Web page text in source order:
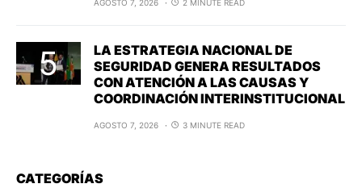
AGOSTO 7, 2026 2 MINUTE READ
LA ESTRATEGIA NACIONAL DE
SEGURIDAD GENERA RESULTADOS
CON ATENCIÓN A LAS CAUSAS Y
COORDINACIÓN INTERINSTITUCIONAL
AGOSTO 7, 2026 3 MINUTE READ
CATEGORÍAS